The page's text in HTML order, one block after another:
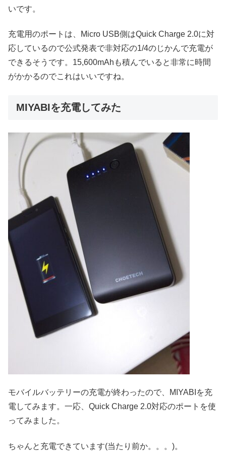
いです。
充電用のポートは、Micro USB側はQuick Charge 2.0に対
応しているので公式発表で非対応の1/4のじかんで充電が
できるそうです。15,600mAhも積んでいると非常に時間
がかかるのでこれはいいですね。
MIYABIを充電してみた
モバイルバッテリーの充電が終わったので、MIYABIを充
電してみます。一応、Quick Charge 2.0対応のポートを使
ってみました。
ちゃんと充電できています(当たり前か。。。)。